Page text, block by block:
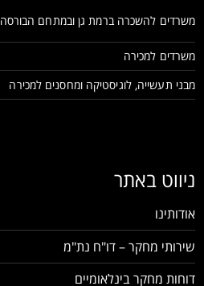
משרדים להשכרה ברמת גן ובמתחם הבורסה
משרדים למכירה
מבני תעשייה, לוגיסטיקה ומחסנים למכירה
ניווט באתר
אודותינו
שירותי מחקר – דו"ח נת"מ
דוחות מחקר בינלאומיים